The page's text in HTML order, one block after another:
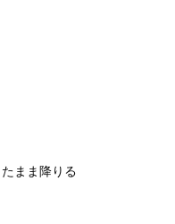
まま降りる